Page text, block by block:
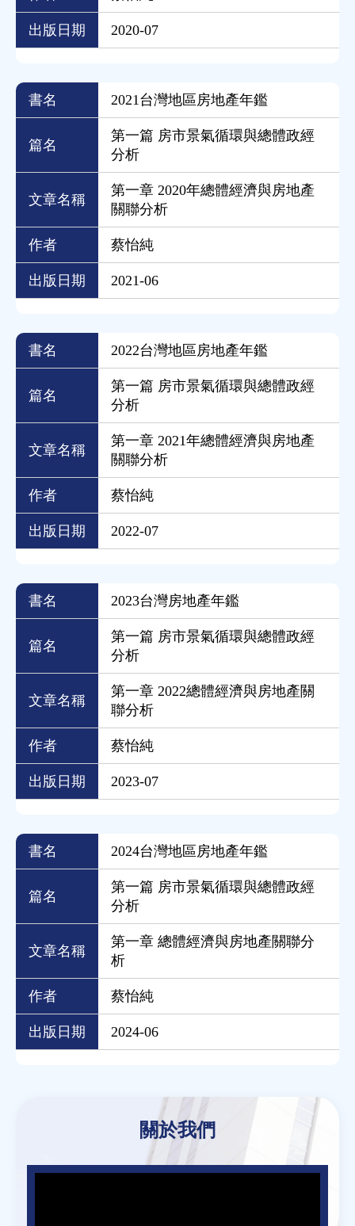
出版日期 2020-07
書名 2021台灣地區房地產年鑑
篇名
第一篇 房市景氣循環與總體政經
分析
文章名稱
第一章 2020年總體經濟與房地產
關聯分析
作者 蔡怡純
出版日期 2021-06
書名 2022台灣地區房地產年鑑
篇名
第一篇 房市景氣循環與總體政經
分析
文章名稱
第一章 2021年總體經濟與房地產
關聯分析
作者 蔡怡純
出版日期 2022-07
書名 2023台灣房地產年鑑
篇名
第一篇 房市景氣循環與總體政經
分析
文章名稱
第一章 2022總體經濟與房地產關
聯分析
作者 蔡怡純
出版日期 2023-07
書名 2024台灣地區房地產年鑑
篇名
第一篇 房市景氣循環與總體政經
分析
文章名稱
第一章 總體經濟與房地產關聯分
析
作者 蔡怡純
出版日期 2024-06
關於我們